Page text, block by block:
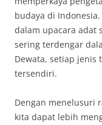
budaya di
dalam upacara adat
sering terdengar
Dewata, setiap jenis
tersendiri.
Dengan menelusuri
kita dapat lebih